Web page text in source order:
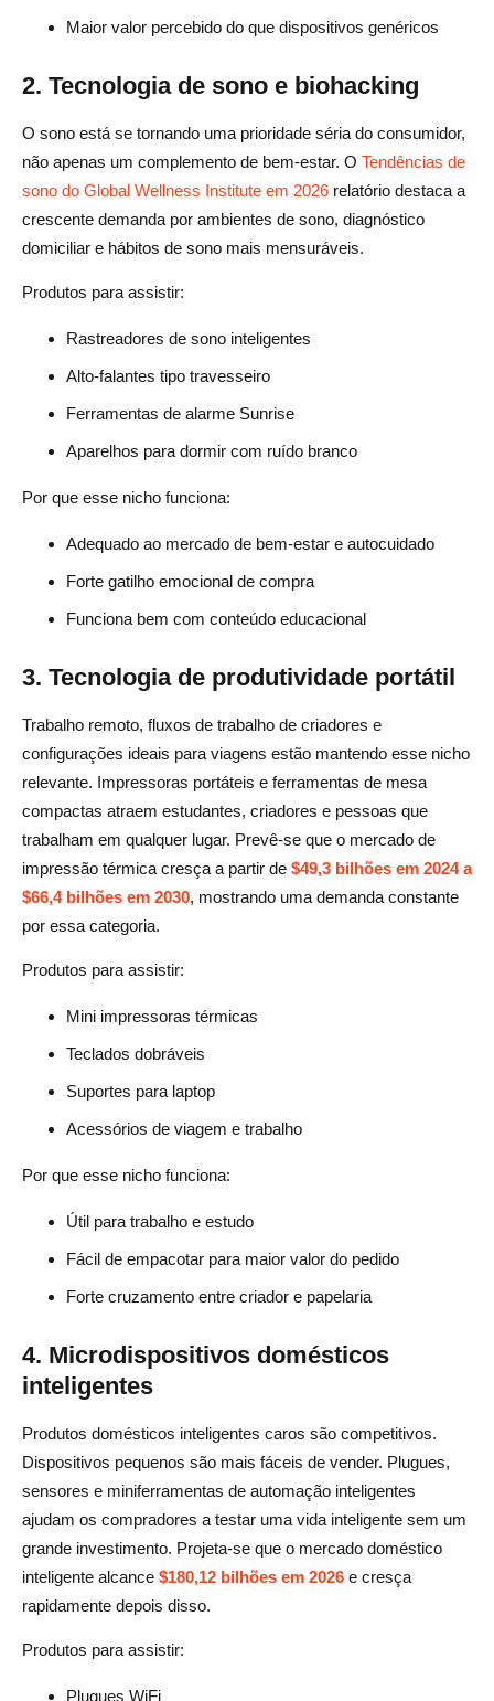
Maior valor percebido do que dispositivos genéricos
2. Tecnologia de sono e biohacking
O sono está se tornando uma prioridade séria do consumidor,
não apenas um complemento de bem-estar. O Tendências de
sono do Global Wellness Institute em 2026 relatório destaca a
crescente demanda por ambientes de sono, diagnóstico
domiciliar e hábitos de sono mais mensuráveis.
Produtos para assistir:
Rastreadores de sono inteligentes
Alto-falantes tipo travesseiro
Ferramentas de alarme Sunrise
Aparelhos para dormir com ruído branco
Por que esse nicho funciona:
Adequado ao mercado de bem-estar e autocuidado
Forte gatilho emocional de compra
Funciona bem com conteúdo educacional
3. Tecnologia de produtividade portátil
Trabalho remoto, fluxos de trabalho de criadores e
configurações ideais para viagens estão mantendo esse nicho
relevante. Impressoras portáteis e ferramentas de mesa
compactas atraem estudantes, criadores e pessoas que
trabalham em qualquer lugar. Prevê-se que o mercado de
impressão térmica cresça a partir de $49,3 bilhões em 2024 a
$66,4 bilhões em 2030, mostrando uma demanda constante
por essa categoria.
Produtos para assistir:
Mini impressoras térmicas
Teclados dobráveis
Suportes para laptop
Acessórios de viagem e trabalho
Por que esse nicho funciona:
Útil para trabalho e estudo
Fácil de empacotar para maior valor do pedido
Forte cruzamento entre criador e papelaria
4. Microdispositivos domésticos
inteligentes
Produtos domésticos inteligentes caros são competitivos.
Dispositivos pequenos são mais fáceis de vender. Plugues,
sensores e miniferramentas de automação inteligentes
ajudam os compradores a testar uma vida inteligente sem um
grande investimento. Projeta-se que o mercado doméstico
inteligente alcance $180,12 bilhões em 2026 e cresça
rapidamente depois disso.
Produtos para assistir:
Plugues WiFi